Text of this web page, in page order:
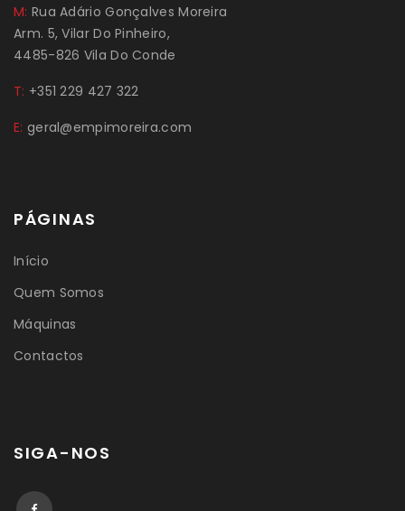
M: Rua Adário Gonçalves Moreira
Arm. 5, Vilar Do Pinheiro,
4485-826 Vila Do Conde
T: +351 229 427 322
E: geral@empimoreira.com
PÁGINAS
Início
Quem Somos
Máquinas
Contactos
SIGA-NOS